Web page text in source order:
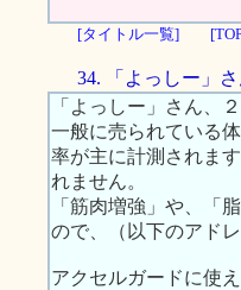
[タイトル一覧]
34. 「よっしー」
「よっしー」さん、
一般に売られている
率が主に計測されま
れません。
「筋肉増強」や、「
ので、（以下のアド
アクセルガードに使